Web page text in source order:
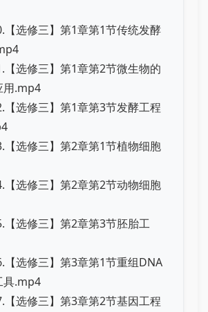
选修三】第1章第1节传统发酵
选修三】第1章第2节微生物的
用.mp4
选修三】第1章第3节发酵工程
选修三】第2章第1节植物细胞
选修三】第2章第2节动物细胞
选修三】第2章第3节胚胎工
选修三】第3章第1节重组DNA
具.mp4
选修三】第3章第2节基因工程